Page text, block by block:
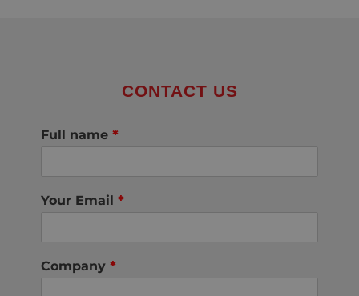
CONTACT US
Full name *
Your Email *
Company *